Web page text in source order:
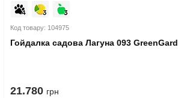
Код товару: 104975
Гойдалка садова Лагуна 093 GreenGard
21.780 грн